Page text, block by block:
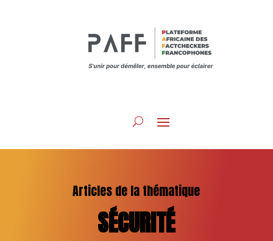
Articles de la thématique
SÉCURITÉ